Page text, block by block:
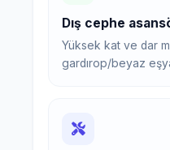
Dış cephe
Yüksek kat ve dar
gardırop/beyaz